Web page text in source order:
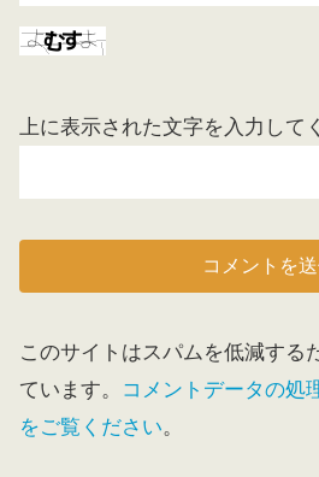
上に表示された文字を入力して
このサイトはスパムを低減する
ています。
コメントデータの処
をご覧ください。